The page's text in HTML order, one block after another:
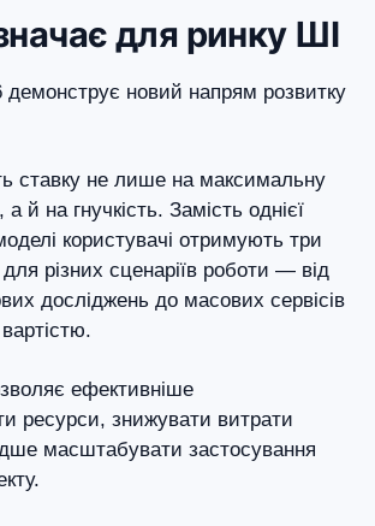
для ринку ШІ
демонструє новий напрям розвитку
ставку не лише на максимальну
а й на гнучкість. Замість однієї
користувачі отримують три
різних сценаріїв роботи — від
досліджень до масових сервісів
ефективніше
ресурси, знижувати витрати
масштабувати застосування